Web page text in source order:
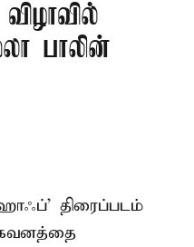
பாலின்
திரைப்படம்
கவனத்தை